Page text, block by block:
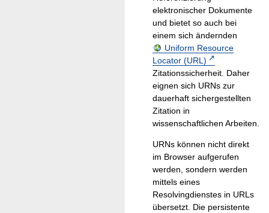
elektronischer Dokumente
und bietet so auch bei
einem sich ändernden
Uniform Resource
Locator (URL)
Zitationssicherheit. Daher
eignen sich URNs zur
dauerhaft sichergestellten
Zitation in
wissenschaftlichen Arbeiten.
URNs können nicht direkt
im Browser aufgerufen
werden, sondern werden
mittels eines
Resolvingdienstes in URLs
übersetzt. Die persistente